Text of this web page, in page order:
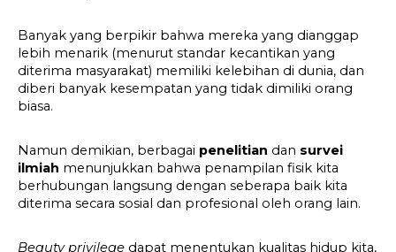
Banyak yang berpikir bahwa mereka yang dianggap
lebih menarik (menurut standar kecantikan yang
diterima masyarakat) memiliki kelebihan di dunia, dan
diberi banyak kesempatan yang tidak dimiliki orang
biasa.
Namun demikian, berbagai penelitian dan survei
ilmiah menunjukkan bahwa penampilan fisik kita
berhubungan langsung dengan seberapa baik kita
diterima secara sosial dan profesional oleh orang lain.
Beauty privilege dapat menentukan kualitas hidup kita,